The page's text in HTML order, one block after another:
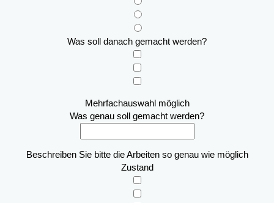
Was soll danach gemacht werden?
Mehrfachauswahl möglich
Was genau soll gemacht werden?
Beschreiben Sie bitte die Arbeiten so genau wie möglich
Zustand